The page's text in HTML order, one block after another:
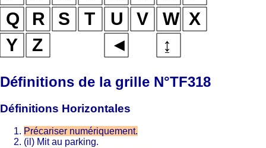
Définitions de la grille N°TF318
Définitions Horizontales
Précariser numériquement.
(il) Mit au parking.